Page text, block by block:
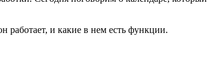
работает, и какие в нем есть функции.